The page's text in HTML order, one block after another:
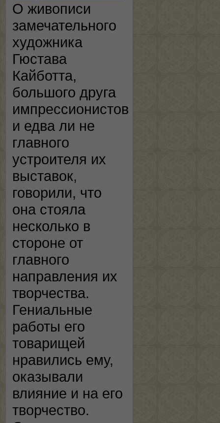
О живописи
замечательного
художника
Гюстава
Кайботта,
большого друга
импрессионистов
и едва ли не
главного
устроителя их
выставок,
говорили, что
она стояла
несколько в
стороне от
главного
направления их
творчества.
Гениальные
работы его
товарищей
нравились ему,
оказывали
влияние и на его
творчество.